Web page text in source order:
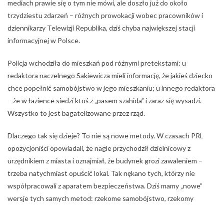
mediach prawie się o tym nie mówi, ale doszło już do około
trzydziestu zdarzeń – różnych prowokacji wobec pracowników i
dziennikarzy Telewizji Republika, dziś chyba największej stacji
informacyjnej w Polsce.
Policja wchodziła do mieszkań pod różnymi pretekstami: u
redaktora naczelnego Sakiewicza mieli informację, że jakieś dziecko
chce popełnić samobójstwo w jego mieszkaniu; u innego redaktora
– że w łazience siedzi ktoś z „pasem szahida” i zaraz się wysadzi.
Wszystko to jest bagatelizowane przez rząd.
Dlaczego tak się dzieje? To nie są nowe metody. W czasach PRL
opozycjoniści opowiadali, że nagle przychodził dzielnicowy z
urzędnikiem z miasta i oznajmiał, że budynek grozi zawaleniem –
trzeba natychmiast opuścić lokal. Tak nękano tych, którzy nie
współpracowali z aparatem bezpieczeństwa. Dziś mamy „nowe”
wersje tych samych metod: rzekome samobójstwo, rzekomy